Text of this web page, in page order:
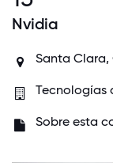
Nvidia
Santa
Tecnologías
Sobre esta